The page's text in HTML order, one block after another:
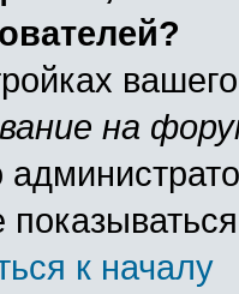
на
к началу